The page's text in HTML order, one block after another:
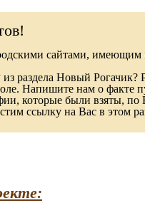
сайтами, имеющим
раздела Новый
Напишите нам о факте
которые были взяты,
ссылку на Вас в этом